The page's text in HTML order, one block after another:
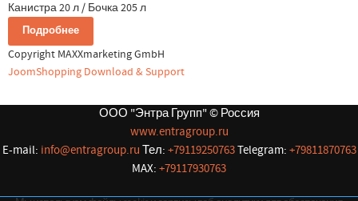
Канистра 20 л / Бочка 205 л
Подробнее
Copyright MAXXmarketing GmbH
JoomShopping Download & Support
ООО "Энтра Групп" © Россия
www.entragroup.ru
E-mail: info@entragroup.ru Тел: +79119250763Telegram: +79811870763
MAX: +79117930763